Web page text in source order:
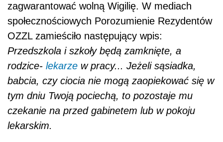
zagwarantować wolną Wigilię. W mediach
społecznościowych Porozumienie Rezydentów
OZZL zamieściło następujący wpis:
Przedszkola i szkoły będą zamknięte, a
rodzice- lekarze w pracy... Jeżeli sąsiadka,
babcia, czy ciocia nie mogą zaopiekować się w
tym dniu Twoją pociechą, to pozostaje mu
czekanie na przed gabinetem lub w pokoju
lekarskim.